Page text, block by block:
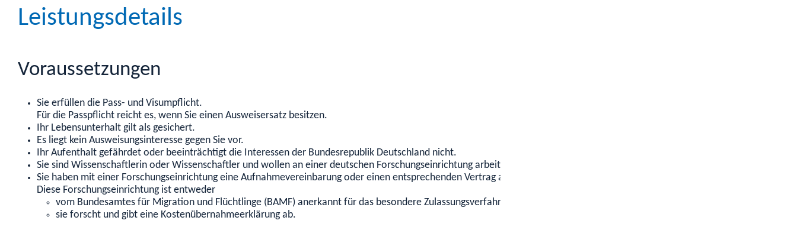
Leistungsdetails
Voraussetzungen
Sie erfüllen die Pass- und Visumpflicht.
Für die Passpflicht reicht es, wenn Sie einen Ausweisersatz besitzen.
Ihr Lebensunterhalt gilt als gesichert.
Es liegt kein Ausweisungsinteresse gegen Sie vor.
Ihr Aufenthalt gefährdet oder beeinträchtigt die Interessen der Bundesrepublik Deutschland nicht.
Sie sind Wissenschaftlerin oder Wissenschaftler und wollen an einer deutschen Forschungseinrichtung arbeiten.
Sie haben mit einer Forschungseinrichtung eine Aufnahmevereinbarung oder einen entsprechenden Vertrag abgeschlossen, um an einem Forschungsvorhaben teilzunehmen.
Diese Forschungseinrichtung ist entweder
vom Bundesamtes für Migration und Flüchtlinge (BAMF) anerkannt für das besondere Zulassungsverfahren für Forscher im Bundesgebiet oder
sie forscht und gibt eine Kostenübernahmeerklärung ab.